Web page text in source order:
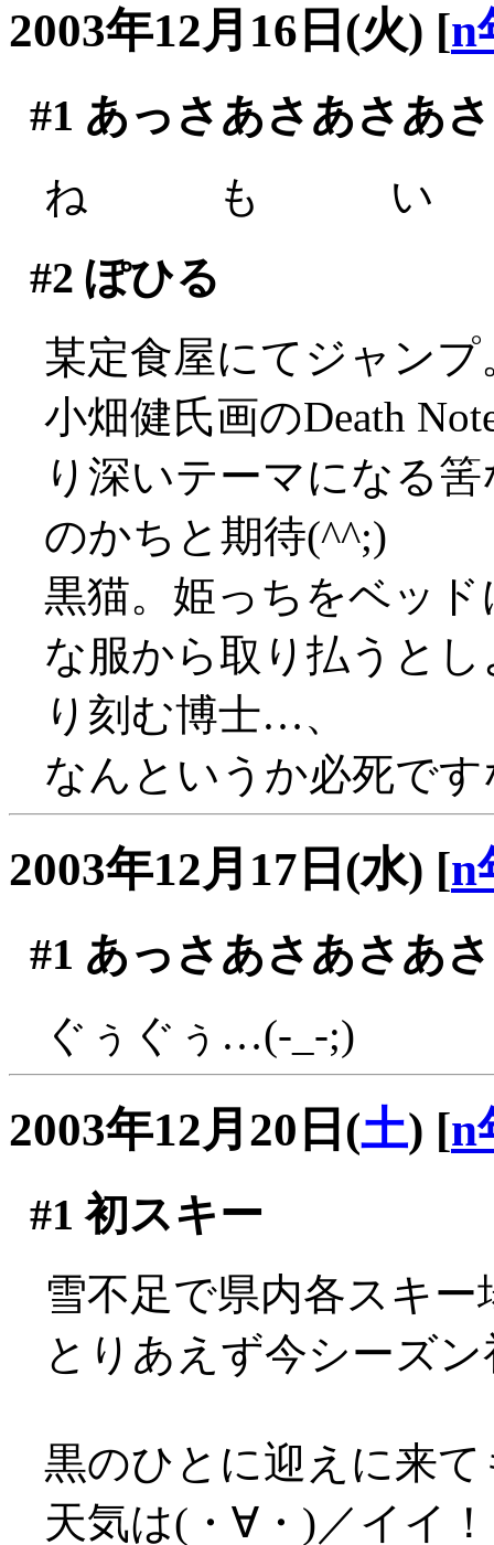
2003年12月16日(火) [n
#1 あっさあさあさあ
ね も い
#2 ぽひる
某定食屋にてジャンプ
小畑健氏画のDeath
り深いテーマになる
のかちと期待(^^;)
黒猫。姫っちをベッ
な服から取り払うと
り刻む博士…、
なんというか必死で
2003年12月17日(水) [n
#1 あっさあさあさあ
ぐぅぐぅ…(-_-;)
2003年12月20日(土) [n
#1 初スキー
雪不足で県内各スキ
とりあえず今シーズ
黒のひとに迎えに来
天気は(・∀・)／イイ